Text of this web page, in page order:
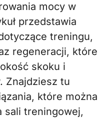
mocy w
przedstawia
treningu,
regeneracji, które
skoku i
Znajdziesz tu
które można
sali treningowej,